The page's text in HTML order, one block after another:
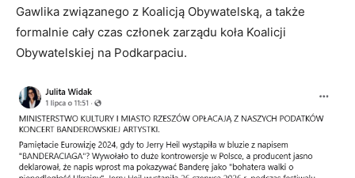
Gawlika związanego z Koalicją Obywatelską, a także
formalnie cały czas członek zarządu koła Koalicji
Obywatelskiej na Podkarpaciu.